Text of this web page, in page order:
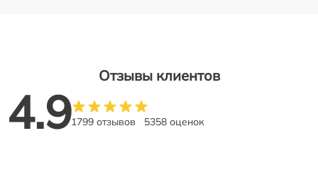
Отзывы клиентов
4.91799 отзывов 5358 оценок